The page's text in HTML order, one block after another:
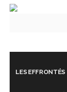
LES EFFRONTÉS